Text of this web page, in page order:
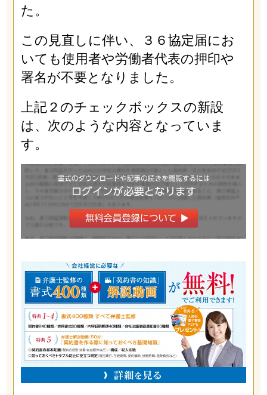
た。
この見直しに伴い、３６協定届にお
いても使用者や労働者代表の押印や
署名が不要となりました。
上記２のチェックボックスの新設
は、次のような内容となっていま
す。